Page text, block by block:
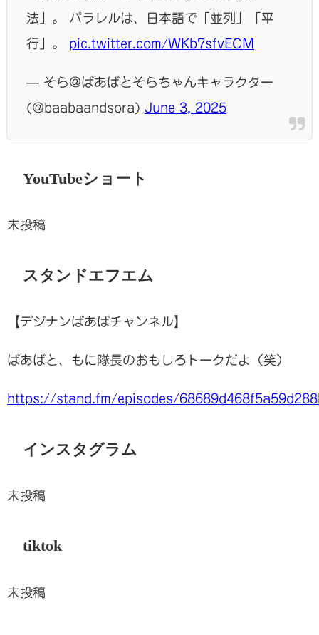
法」。 パラレルは、日本語で「並列」「平
行」。 pic.twitter.com/WKb7sfvECM
— そら@ばあばとそらちゃんキャラクター
(@baabaandsora) June 3, 2025
YouTubeショート
未投稿
スタンドエフエム
【デジナンばあばチャンネル】
ばあばと、もに隊長のおもしろトークだよ（笑）
https://stand.fm/episodes/
インスタグラム
未投稿
tiktok
未投稿